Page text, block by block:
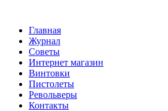
Главная
Журнал
Советы
Интернет магазин
Винтовки
Пистолеты
Револьверы
Контакты